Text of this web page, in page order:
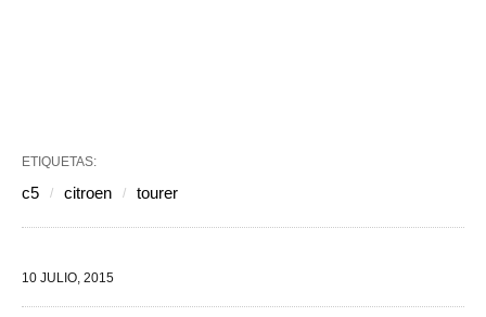
ETIQUETAS:
c5 citroen tourer
10 JULIO, 2015